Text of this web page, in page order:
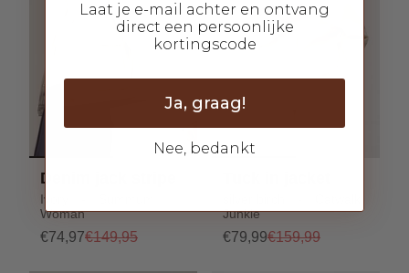
Denim jack stripe
Ivory - Summum
Woman
€74,97€149,95
Junkie
€79,99€159,99
Laat je e-mail achter en ontvang
direct een persoonlijke
kortingscode
Ja, graag!
Nee, bedankt